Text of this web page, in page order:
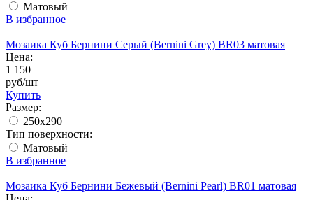
Матовый
В избранное
Мозаика Куб Бернини Серый (Bernini Grey) BR03 матовая
Цена:
1 150
руб/шт
Купить
Размер:
250x290
Тип поверхности:
Матовый
В избранное
Мозаика Куб Бернини Бежевый (Bernini Pearl) BR01 матовая